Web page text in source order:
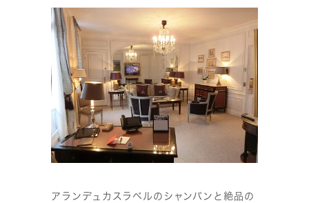
アランデュカスラベルのシャンパンと絶品の